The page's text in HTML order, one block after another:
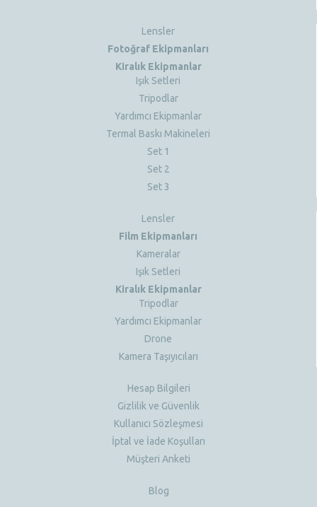
Lensler
Fotoğraf Ekipmanları
Kiralık Ekipmanlar
Işık Setleri
Tripodlar
Yardımcı Ekipmanlar
Termal Baskı Makineleri
Set 1
Set 2
Set 3
Lensler
Film Ekipmanları
Kameralar
Işık Setleri
Kiralık Ekipmanlar
Tripodlar
Yardımcı Ekipmanlar
Drone
Kamera Taşıyıcıları
Hesap Bilgileri
Gizlilik ve Güvenlik
Kullanıcı Sözleşmesi
İptal ve İade Koşulları
Müşteri Anketi
Blog